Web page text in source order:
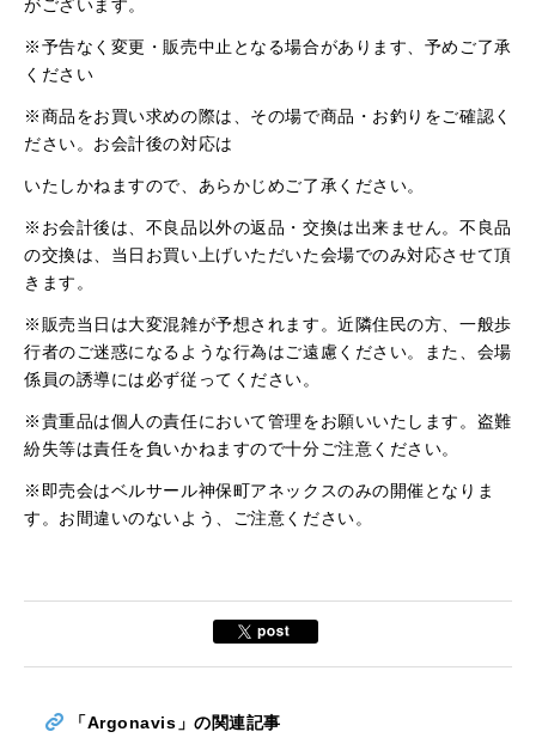
がございます。
※予告なく変更・販売中止となる場合があります、予めご了承
ください
※商品をお買い求めの際は、その場で商品・お釣りをご確認く
ださい。お会計後の対応は
いたしかねますので、あらかじめご了承ください。
※お会計後は、不良品以外の返品・交換は出来ません。不良品
の交換は、当日お買い上げいただいた会場でのみ対応させて頂
きます。
※販売当日は大変混雑が予想されます。近隣住民の方、一般歩
行者のご迷惑になるような行為はご遠慮ください。また、会場
係員の誘導には必ず従ってください。
※貴重品は個人の責任において管理をお願いいたします。盗難
紛失等は責任を負いかねますので十分ご注意ください。
※即売会はベルサール神保町アネックスのみの開催となりま
す。お間違いのないよう、ご注意ください。
「Argonavis」の関連記事